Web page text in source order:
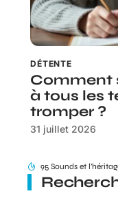
DÉTENTE
Comment
à tous les
tromper ?
31 juillet 2026